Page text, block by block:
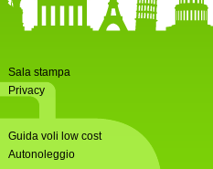
Sala stampa
Privacy
Guida voli low cost
Autonoleggio